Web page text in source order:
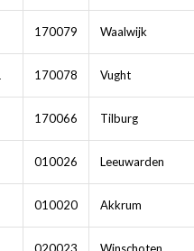
170079 Waalwijk
170078 Vught
170066 Tilburg
010026 Leeuwarden
010020 Akkrum
020023 Winschoten